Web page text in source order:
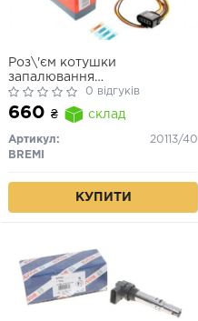
Роз\'єм котушки
запалювання
AUDI/SEAT/SKODA/VW
"98>>
0 відгуків
660 ₴ склад
Артикул:
20113/40
BREMI
КУПИТИ